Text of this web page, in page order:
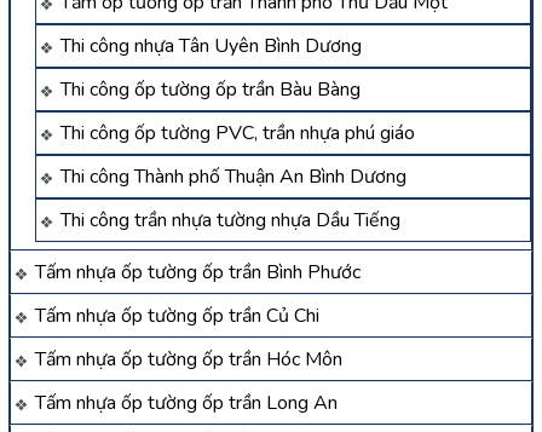
Thi công nhựa Tân Uyên Bình Dương
Thi công ốp tường ốp trần Bàu Bàng
Thi công ốp tường PVC, trần nhựa phú giáo
Thi công Thành phố Thuận An Bình Dương
Thi công trần nhựa tường nhựa Dầu Tiếng
Tấm nhựa ốp tường ốp trần Bình Phước
Tấm nhựa ốp tường ốp trần Củ Chi
Tấm nhựa ốp tường ốp trần Hóc Môn
Tấm nhựa ốp tường ốp trần Long An